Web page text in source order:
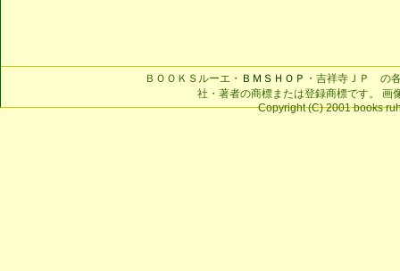
ＢＯＯＫＳルーエ・ ＢＭＳＨＯＰ ・吉祥寺ＪＰ の
社・著者の商標または登録商標です。 画
Copyright (C) 2001 books